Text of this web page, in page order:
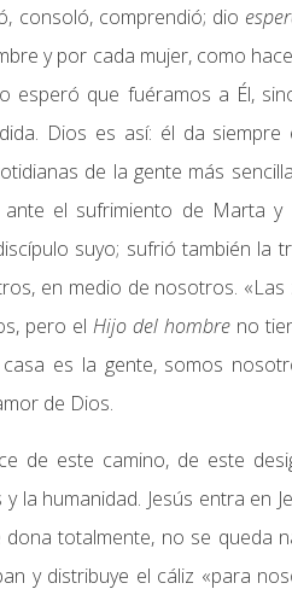
consoló, comprendió; dio
y por cada mujer, como
esperó que fuéramos a Él,
Dios es así: él da
de la gente más
el sufrimiento de Marta y
suyo; sufrió también la
en medio de nosotros.
pero elHijo del hombre no
es la gente, somos
de Dios.
de este camino, de este
la humanidad. Jesús entra en
totalmente, no se queda
y distribuye el cáliz «para